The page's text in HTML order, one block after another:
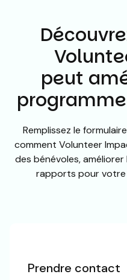
peut
Remplissez le
comment Volunteer
des bénévoles,
rapports pour votre
Prendre contact